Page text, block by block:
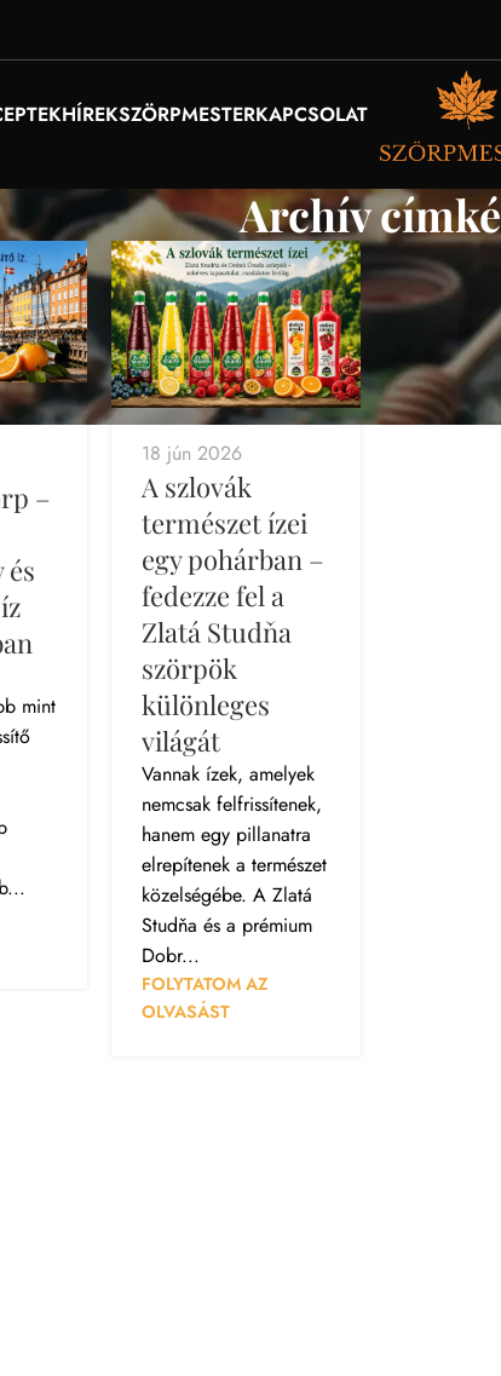
HÍREKSZÖRPMESTERKAPCSOLAT
Archív
–
és
mint
18 jún 2026
A szlovák
természet ízei
egy pohárban –
fedezze fel a
Zlatá Studňa
szörpök
különleges
világát
Vannak ízek, amelyek
nemcsak felfrissítenek,
hanem egy pillanatra
elrepítenek a természet
közelségébe. A Zlatá
Studňa és a prémium
Dobr...
FOLYTATOM AZ
OLVASÁST